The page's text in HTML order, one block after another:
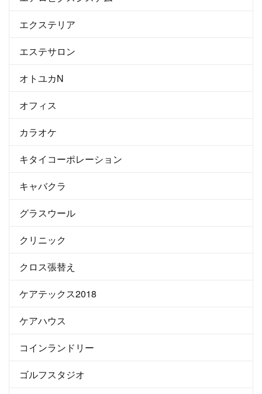
エクステリア
エステサロン
オトユカN
オフィス
カラオケ
キタイコーポレーション
キャバクラ
グラスウール
クリニック
クロス張替え
ケアテックス2018
ケアハウス
コインランドリー
ゴルフスタジオ